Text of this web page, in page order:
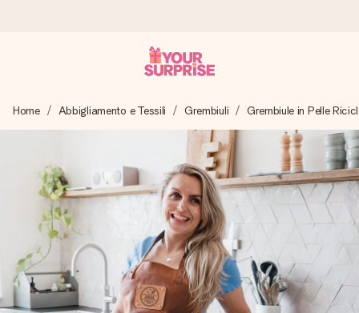
Prepariamo il tuo regalo con attenzione e lo spediamo in un
lampo – così potrai consegnarlo al momento giusto, quando
4,7 (basato su +15.000 recensioni)
I nostri regali ispirano. I clienti ci valutano 4,7 su Google
Reviews.
Home Abbigliamento e Tessili Grembiuli Grembiule in Pelle